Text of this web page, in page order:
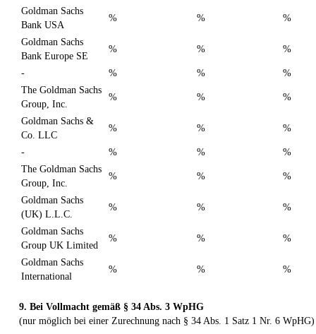
Goldman Sachs
Bank USA
% % %
Goldman Sachs
Bank Europe SE
% % %
- % %
%
The Goldman Sachs
Group, Inc.
% % %
Goldman Sachs &
Co. LLC
% % %
- % %
%
The Goldman Sachs
Group, Inc.
% % %
Goldman Sachs
(UK) L.L.C.
% % %
Goldman Sachs
Group UK Limited
% % %
Goldman Sachs
International
% % %
9. Bei Vollmacht gemäß § 34 Abs. 3 WpHG
(nur möglich bei einer Zurechnung nach § 34 Abs. 1 Satz 1 Nr. 6 WpHG)